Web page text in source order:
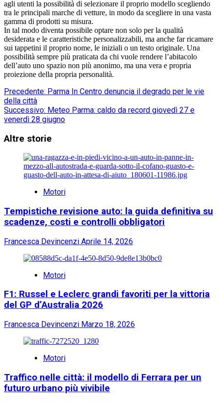
agli utenti la possibilità di selezionare il proprio modello scegliendo
tra le principali marche di vetture, in modo da scegliere in una vasta
gamma di prodotti su misura.
In tal modo diventa possibile optare non solo per la qualità
desiderata e le caratteristiche personalizzabili, ma anche far ricamare
sui tappetini il proprio nome, le iniziali o un testo originale. Una
possibilità sempre più praticata da chi vuole rendere l’abitacolo
dell’auto uno spazio non più anonimo, ma una vera e propria
proiezione della propria personalità.
Navigazione
articolo
Precedente: Parma In Centro denuncia il degrado per le vie
della città
Successivo: Meteo Parma: caldo da record giovedì 27 e
venerdì 28 giugno
Altre storie
Motori
Tempistiche revisione auto: la guida definitiva su
scadenze, costi e controlli obbligatori
Francesca Devincenzi Aprile 14, 2026
Motori
F1: Russel e Leclerc grandi favoriti per la vittoria
del GP d’Australia 2026
Francesca Devincenzi Marzo 18, 2026
Motori
Traffico nelle città: il modello di Ferrara per un
futuro urbano più vivibile